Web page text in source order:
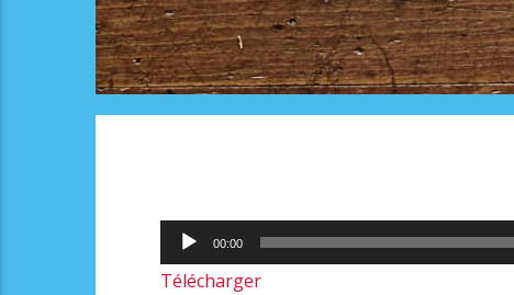
Lecteur
audio
00:00
Télécharger